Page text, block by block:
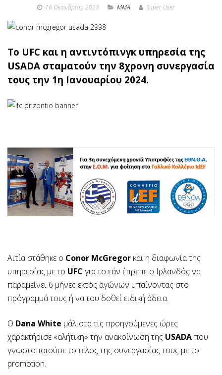
16 Οκτωβρίου 2023 MMA Super User
Το UFC και η αντιντόπινγκ υπηρεσία της
USADA σταματούν την 8χρονη συνεργασία
τους την 1η Ιανουαρίου 2024.
Αιτία στάθηκε ο Conor McGregor και η διαφωνία της
υπηρεσίας με το UFC για το εάν έπρεπε ο Ιρλανδός να
παραμείνει 6 μήνες εκτός αγώνων μπαίνοντας στο
πρόγραμμά τους ή να του δοθεί ειδική άδεια.
Ο Dana White μάλιστα τις προηγούμενες ώρες
χαρακτήρισε «αλήτικη» την ανακοίνωση της USADAπου
γνωστοποιούσε το τέλος της συνεργασίας τους με το
promotion.